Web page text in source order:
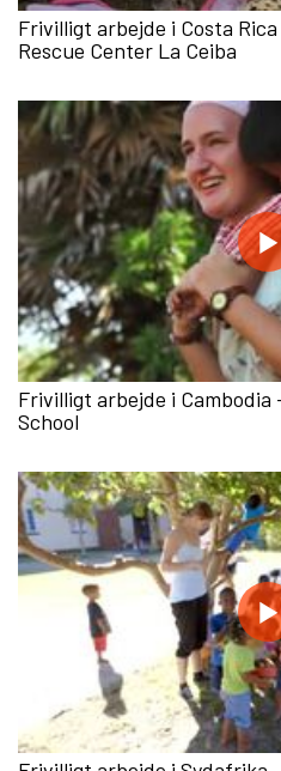
Frivilligt arbejde i Costa
Rescue Center La Ceiba
Frivilligt arbejde i Cambodia
School